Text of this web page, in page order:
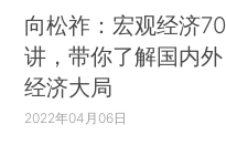
向松祚：宏观经济70
讲，带你了解国内外
经济大局
2022年04月06日